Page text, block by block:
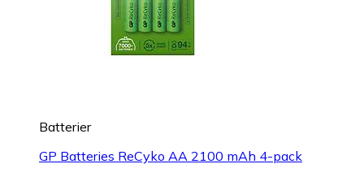
Batterier
GP Batteries ReCyko AA 2100 mAh 4-pack